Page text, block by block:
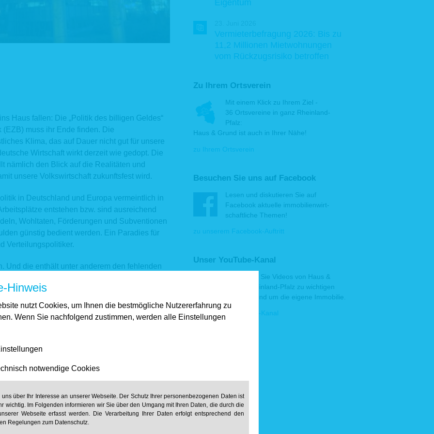
Haus fallen: Die „Politik des billigen Geldes“
muss ihr Ende finden. Die
Klima, das auf Dauer nicht gut für unsere
Wirtschaft wirkt derzeit wie gedopt. Die
nämlich den Blick auf die Realitäten und
unsere Volkswirtschaft zukunftsfest wird.
in Deutschland und Europa vermeintlich in
entstehen bzw. sind ausreichend
Wohltaten, Förderungen und Subventionen
günstig bedient werden. Ein Paradies für
Verteilungspolitiker.
Und die enthält unter anderem den fehlenden
Eurokrisenländer, den Schuldenabbau
Verstärkt wird dieser Negativanreiz noch
EZB. Diese Art der Geldpolitik setzt für die
aber auch auf nationaler Ebene – die
Dringlichkeit
leicht befriedigt werden. Zukunftsaufgaben
Investitionen in das schnelle Internet, die
oder mehr Flexibilität auf dem
der Arbeitswelt 4.0 gerechter zu werden, sind
Wohltaten heute lassen sich besser
morgen.
Eigentum
Vermieterbefragung 2026: Bis zu
11,2 Millionen Mietwohnungen
vom Rückzugsrisiko betroffen
Zu Ihrem Ortsverein
Mit einem Klick zu Ihrem Ziel -
36 Ortsvereine in ganz Rheinland-
Pfalz:
Haus & Grund ist auch in Ihrer Nähe!
zu Ihrem Ortsverein
Besuchen Sie uns auf Facebook
Lesen und disku­tie­ren Sie auf
Facebook aktu­elle immo­bi­lien­wirt­
schaft­liche Themen!
zu unserem Facebook-Auftritt
Unser YouTube-Kanal
Hier finden Sie Videos von Haus &
Grund Rheinland-Pfalz zu wichtigen
Themen rund um die eigene Immobilie.
zu unserem YouTube-Kanal
Hinweis
nutzt Cookies, um Ihnen die bestmögliche Nutzererfahrung zu
Wenn Sie nachfolgend zustimmen, werden alle Einstellungen
notwendige Cookies
uns über Ihr Interesse an unserer Webseite. Der Schutz Ihrer personenbezogenen Daten ist
wichtig. Im Folgenden informieren wir Sie über den Umgang mit Ihren Daten, die durch die
Webseite erfasst werden. Die Verarbeitung Ihrer Daten erfolgt entsprechend den
Regelungen zum Datenschutz.